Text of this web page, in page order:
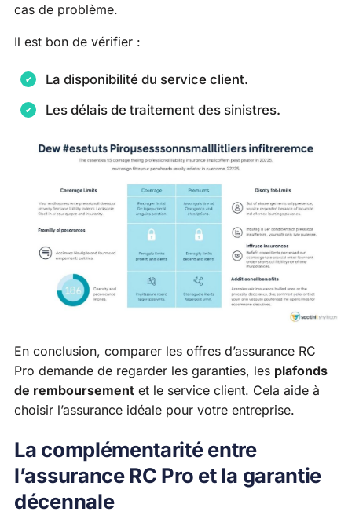
cas de problème.
Il est bon de vérifier :
La disponibilité du service client.
Les délais de traitement des sinistres.
En conclusion, comparer les offres d’assurance RC
Pro demande de regarder les garanties, les plafonds
de remboursement et le service client. Cela aide à
choisir l’assurance idéale pour votre entreprise.
La complémentarité entre
l’assurance RC Pro et la garantie
décennale